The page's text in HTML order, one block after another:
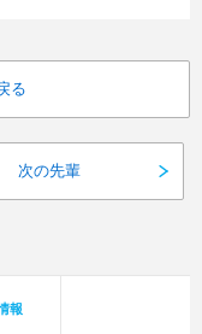
る
次の先輩
報